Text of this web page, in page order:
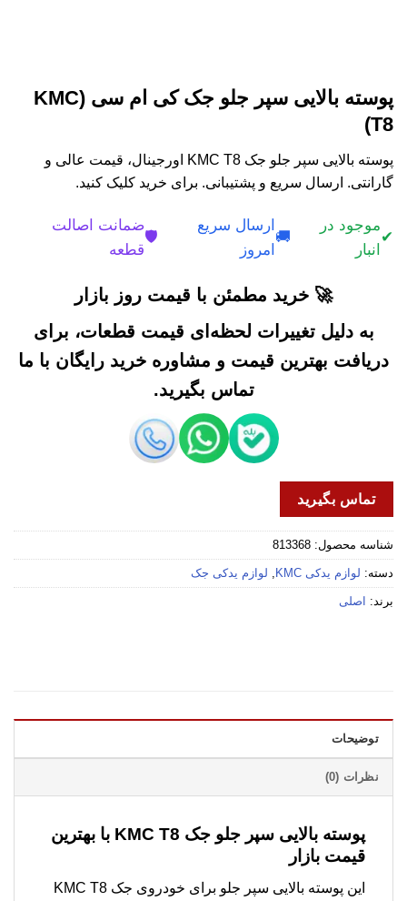
پوسته بالایی سپر جلو جک کی ام سی KMC)
T8)
پوسته بالایی سپر جلو جک KMC T8 اورجینال، قیمت عالی و
گارانتی. ارسال سریع و پشتیبانی. برای خرید کلیک کنید.
✔
موجود در
انبار
🚚
ارسال سریع
امروز
🛡️
ضمانت اصالت
قطعه
🚀 خرید مطمئن با قیمت روز بازار
به دلیل تغییرات لحظه‌ای قیمت قطعات، برای
دریافت بهترین قیمت و مشاوره خرید رایگان با ما
تماس بگیرید.
تماس بگیرید
شناسه محصول: 813368
دسته: لوازم یدکی KMC , لوازم یدکی جک
برند: اصلی
توضیحات
نظرات (0)
پوسته بالایی سپر جلو جک KMC T8 با بهترین
قیمت بازار
این پوسته بالایی سپر جلو برای خودروی جک KMC T8